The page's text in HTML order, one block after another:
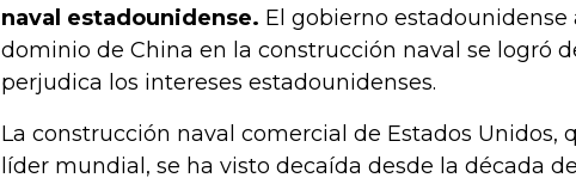
naval estadounidense. El gobierno estadounidense
dominio de China en la construcción naval se logró
perjudica los intereses estadounidenses.
La construcción naval comercial de Estados Unidos,
líder mundial, se ha visto decaída desde la década